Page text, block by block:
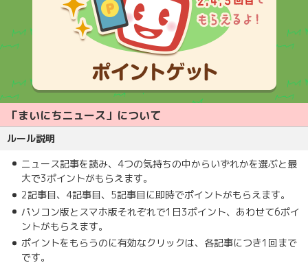
「まいにちニュース」について
ルール説明
ニュース記事を読み、4つの気持ちの中からいずれかを選ぶと最
大で3ポイントがもらえます。
2記事目、4記事目、5記事目に即時でポイントがもらえます。
パソコン版とスマホ版それぞれで1日3ポイント、あわせて6ポイ
ントがもらえます。
ポイントをもらうのに有効なクリックは、各記事につき1回まで
です。